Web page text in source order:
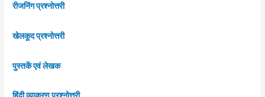
रीजनिंग प्रश्नोत्तरी
खेलकूद प्रश्नोत्तरी
पुस्तकें एवं लेखक